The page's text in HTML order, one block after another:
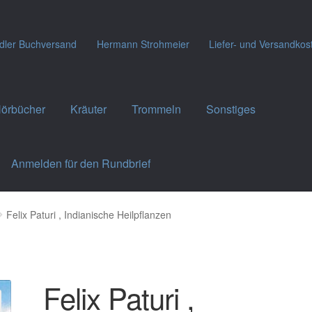
Buchversand Hermann Strohmeier Liefer- und
Kräuter Trommeln Sonstiges
Anmelden für den Rundbrief
Felix Paturi , Indianische Heilpflanzen
Felix Paturi ,